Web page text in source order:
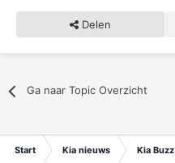
Delen
Ga naar Topic Overzicht
Start Kia nieuws Kia Buzz